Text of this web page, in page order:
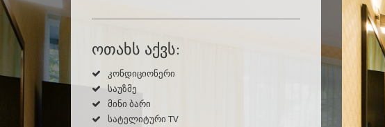
ოთახს აქვს:
კონდიციონერი
საუზმე
მინი ბარი
სატელიტური TV